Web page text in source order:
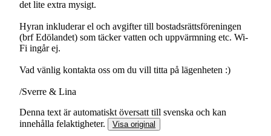
det lite extra mysigt.
Hyran inkluderar el och avgifter till bostadsrättsföreningen
(brf Edölandet) som täcker vatten och uppvärmning etc. Wi-
Fi ingår ej.
Vad vänlig kontakta oss om du vill titta på lägenheten :)
/Sverre & Lina
Denna text är automatiskt översatt till svenska och kan
innehålla felaktigheter.
Visa original